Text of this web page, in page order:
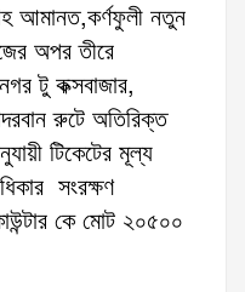
আমানত,কর্ণফুলী নতুন
অপর তীরে
টু কক্সবাজার,
রুটে অতিরিক্ত
টিকেটের মূল্য
সংরক্ষণ
কে মোট ২০৫০০